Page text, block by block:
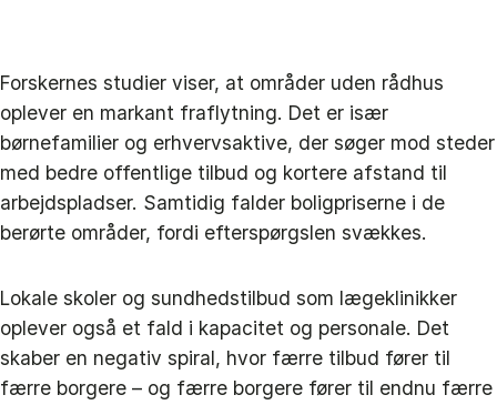
Forskernes studier viser, at områder uden rådhus
oplever en markant fraflytning. Det er især
børnefamilier og erhvervsaktive, der søger mod steder
med bedre offentlige tilbud og kortere afstand til
arbejdspladser. Samtidig falder boligpriserne i de
berørte områder, fordi efterspørgslen svækkes.
Lokale skoler og sundhedstilbud som lægeklinikker
oplever også et fald i kapacitet og personale. Det
skaber en negativ spiral, hvor færre tilbud fører til
færre borgere – og færre borgere fører til endnu færre